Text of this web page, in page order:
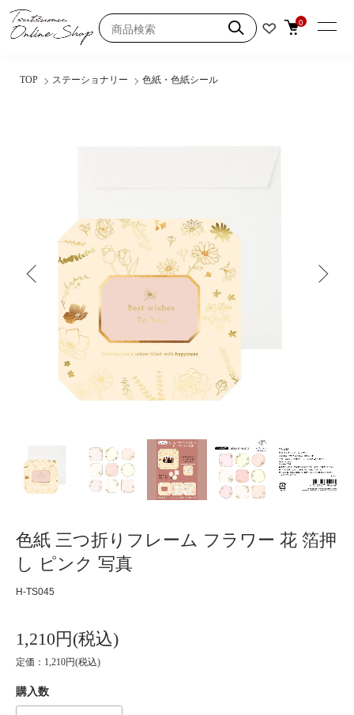
0
TOP ステーショナリー 色紙・色紙シール
色紙 三つ折りフレーム フラワー 花 箔押
し ピンク 写真
H-TS045
1,210円(税込)
定価：1,210円(税込)
購入数